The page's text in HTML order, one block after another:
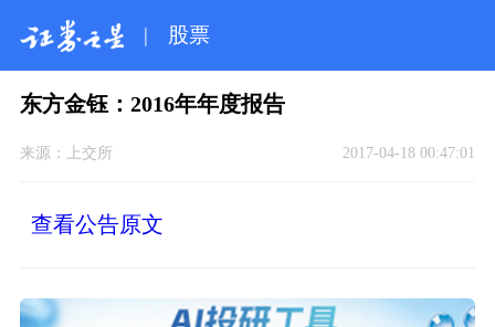
| 股票
东方金钰：2016年年度报告
来源： 上交所 2017-04-18 00:47:01
查看公告原文